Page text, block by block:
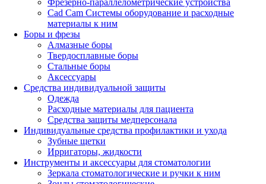
Cad Cam Системы оборудование и расходные
материалы к ним
Боры и фрезы
Алмазные боры
Твердосплавные боры
Стальные боры
Аксессуары
Средства индивидуальной защиты
Одежда
Расходные материалы для пациента
Средства защиты медперсонала
Индивидуальные средства профилактики и ухода
Зубные щетки
Ирригаторы, жидкости
Инструменты и аксессуары для стоматологии
Зеркала стоматологические и ручки к ним